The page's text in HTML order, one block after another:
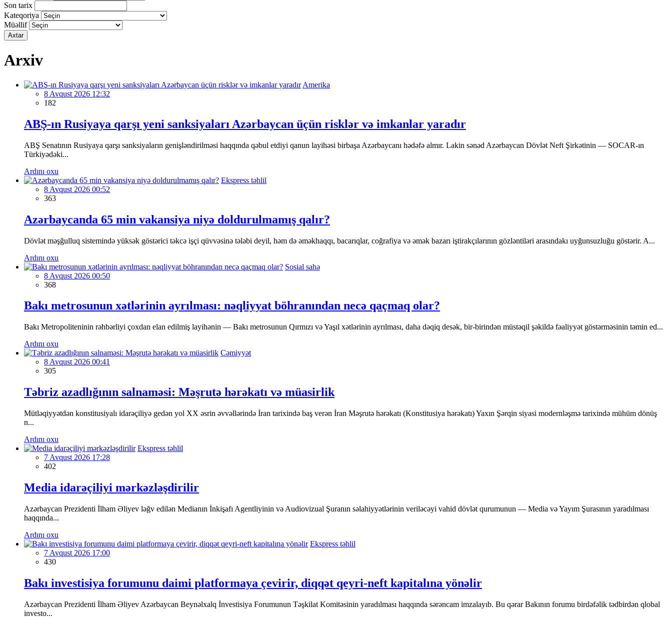
Son tarix
Kateqoriya
Müəllif
Axtar
Arxiv
Amerika
8 Avqust 2026 12:32
182
ABŞ-ın Rusiyaya qarşı yeni sanksiyaları Azərbaycan üçün risklər və imkanlar yaradır
ABŞ Senatının Rusiyaya qarşı sanksiyaların genişləndirilməsi haqqında qəbul etdiyi qanun layihəsi birbaşa Azərbaycanı hədəfə almır. Lakin sənəd Azərbaycan Dövlət Neft Şirkətinin — SOCAR-ın
Türkiyədəki...
Ardını oxu
Ekspress təhlil
8 Avqust 2026 00:52
363
Azərbaycanda 65 min vakansiya niyə doldurulmamış qalır?
Dövlət məşğulluq sistemində yüksək göstərici təkcə işçi qüvvəsinə tələbi deyil, həm də əməkhaqqı, bacarıqlar, coğrafiya və əmək bazarı iştirakçılarının gözləntiləri arasındakı uyğunsuzluğu göstərir. A...
Ardını oxu
Sosial sahə
8 Avqust 2026 00:50
368
Bakı metrosunun xətlərinin ayrılması: nəqliyyat böhranından necə qaçmaq olar?
Bakı Metropoliteninin rəhbərliyi çoxdan elan edilmiş layihənin — Bakı metrosunun Qırmızı və Yaşıl xətlərinin ayrılması, daha dəqiq desək, bir-birindən müstəqil şəkildə fəaliyyət göstərməsinin təmin ed...
Ardını oxu
Cəmiyyət
8 Avqust 2026 00:41
305
Təbriz azadlığının salnaməsi: Məşrutə hərəkatı və müasirlik
Mütləqiyyətdən konstitusiyalı idarəçiliyə gedən yol XX əsrin əvvəllərində İran tarixində baş verən İran Məşrutə hərəkatı (Konstitusiya hərəkatı) Yaxın Şərqin siyasi modernləşmə tarixində mühüm dönüş
n...
Ardını oxu
Ekspress təhlil
7 Avqust 2026 17:28
402
Media idarəçiliyi mərkəzləşdirilir
Azərbaycan Prezidenti İlham Əliyev ləğv edilən Medianın İnkişafı Agentliyinin və Audiovizual Şuranın səlahiyyətlərinin veriləcəyi vahid dövlət qurumunun — Media və Yayım Şurasının yaradılması
haqqında...
Ardını oxu
Ekspress təhlil
7 Avqust 2026 17:00
430
Bakı investisiya forumunu daimi platformaya çevirir, diqqət qeyri-neft kapitalına yönəlir
Azərbaycan Prezidenti İlham Əliyev Azərbaycan Beynəlxalq İnvestisiya Forumunun Təşkilat Komitəsinin yaradılması haqqında sərəncam imzalayıb. Bu qərar Bakının forumu birdəfəlik tədbirdən qlobal
investo...